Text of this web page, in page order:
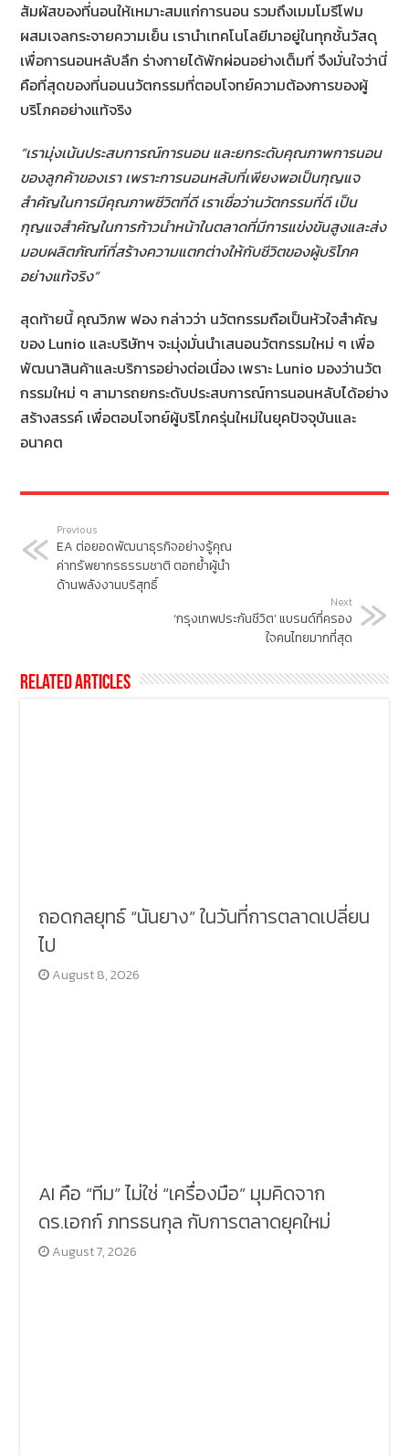
สัมผัสของที่นอนให้เหมาะสมแก่การนอน รวมถึงเมมโมรีโฟม
ผสมเจลกระจายความเย็น เรานำเทคโนโลยีมาอยู่ในทุกชั้นวัสดุ
เพื่อการนอนหลับลึก ร่างกายได้พักผ่อนอย่างเต็มที่ จึงมั่นใจว่านี่
คือที่สุดของที่นอนนวัตกรรมที่ตอบโจทย์ความต้องการของผู้
บริโภคอย่างแท้จริง
“เรามุ่งเน้นประสบการณ์การนอน และยกระดับคุณภาพการนอน
ของลูกค้าของเรา เพราะการนอนหลับที่เพียงพอเป็นกุญแจ
สำคัญในการมีคุณภาพชีวิตที่ดี เราเชื่อว่านวัตกรรมที่ดี เป็น
กุญแจสำคัญในการก้าวนำหน้าในตลาดที่มีการแข่งขันสูงและส่ง
มอบผลิตภัณฑ์ที่สร้างความแตกต่างให้กับชีวิตของผู้บริโภค
อย่างแท้จริง”
สุดท้ายนี้ คุณวิภพ ฟอง กล่าวว่า นวัตกรรมถือเป็นหัวใจสำคัญ
ของ Lunio และบริษัทฯ จะมุ่งมั่นนำเสนอนวัตกรรมใหม่ ๆ เพื่อ
พัฒนาสินค้าและบริการอย่างต่อเนื่อง เพราะ Lunio มองว่านวัต
กรรมใหม่ ๆ สามารถยกระดับประสบการณ์การนอนหลับได้อย่าง
สร้างสรรค์ เพื่อตอบโจทย์ผู้บริโภครุ่นใหม่ในยุคปัจจุบันและ
อนาคต
Previous
EA ต่อยอดพัฒนาธุรกิจอย่างรู้คุณ
ค่าทรัพยากรธรรมชาติ ตอกย้ำผู้นำ
ด้านพลังงานบริสุทธิ์
Next
‘กรุงเทพประกันชีวิต’ แบรนด์ที่ครอง
ใจคนไทยมากที่สุด
Related Articles
ถอดกลยุทธ์ “นันยาง” ในวันที่การตลาดเปลี่ยน
ไป
August 8, 2026
AI คือ “ทีม” ไม่ใช่ “เครื่องมือ” มุมคิดจาก
ดร.เอกก์ ภทรธนกุล กับการตลาดยุคใหม่
August 7, 2026